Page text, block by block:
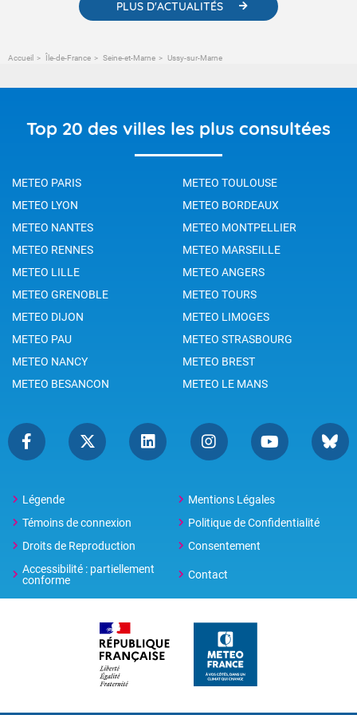
PLUS D'ACTUALITÉS
Accueil Île-de-France Seine-et-Marne Ussy-sur-Marne
Top 20 des villes les plus consultées
METEO PARIS
METEO TOULOUSE
METEO LYON
METEO BORDEAUX
METEO NANTES
METEO MONTPELLIER
METEO RENNES
METEO MARSEILLE
METEO LILLE
METEO ANGERS
METEO GRENOBLE
METEO TOURS
METEO DIJON
METEO LIMOGES
METEO PAU
METEO STRASBOURG
METEO NANCY
METEO BREST
METEO BESANCON
METEO LE MANS
Légende
Mentions Légales
Témoins de connexion
Politique de Confidentialité
Droits de Reproduction
Consentement
Accessibilité : partiellement
conforme
Contact